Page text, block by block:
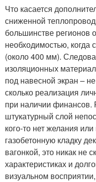
Что касается
сниженной
большинстве регионов
необходимостью, когда
(около 400 мм).
изоляционных
под навесной экран –
сколько реализация
при наличии финансов.
штукатурный слой
кого-то нет желания
газобетонную кладку
вагонкой, это никак не
характеристиках и
визуальном